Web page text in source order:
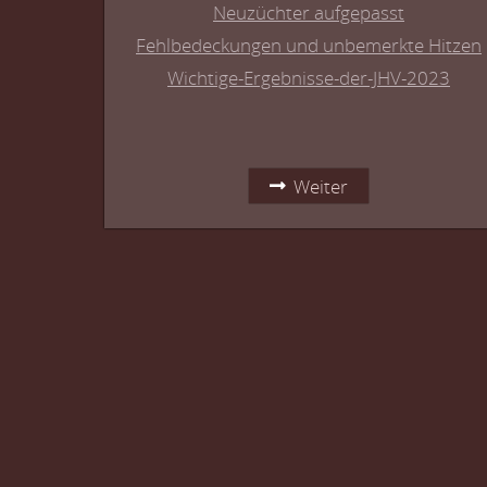
Neuzüchter aufgepasst
Fehlbedeckungen und unbemerkte Hitzen
Wichtige-Ergebnisse-der-JHV-2023
Weiter